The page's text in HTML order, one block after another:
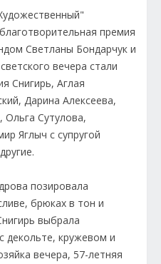
премия
Светланы Бондарчук и
вечера стали
Снигирь, Аглая
Дарина Алексеева,
Ольга Сутулова,
Яглыч с супругой
позировала
брюках в тон и
выбрала
декольте, кружевом и
вечера, 57-летняя